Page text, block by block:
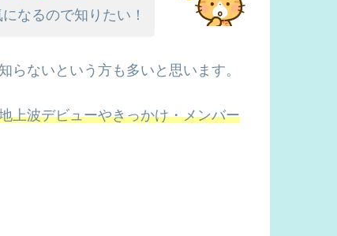
なるので知りたい！
ないという方も多いと思います。
上波デビューやきっかけ・メンバー